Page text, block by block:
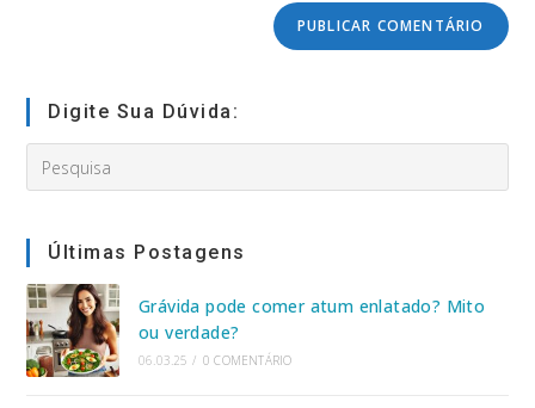
(opcional)
Digite Sua Dúvida:
this
Últimas Postagens
Grávida pode comer atum enlatado? Mito
ou verdade?
06.03.25 / 0 COMENTÁRIO